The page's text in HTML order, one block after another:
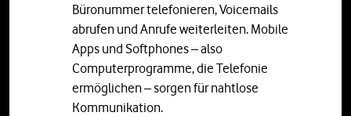
Büronummer telefonieren, Voicemails
abrufen und Anrufe weiterleiten. Mobile
Apps und Softphones – also
Computerprogramme, die Telefonie
ermöglichen – sorgen für nahtlose
Kommunikation.